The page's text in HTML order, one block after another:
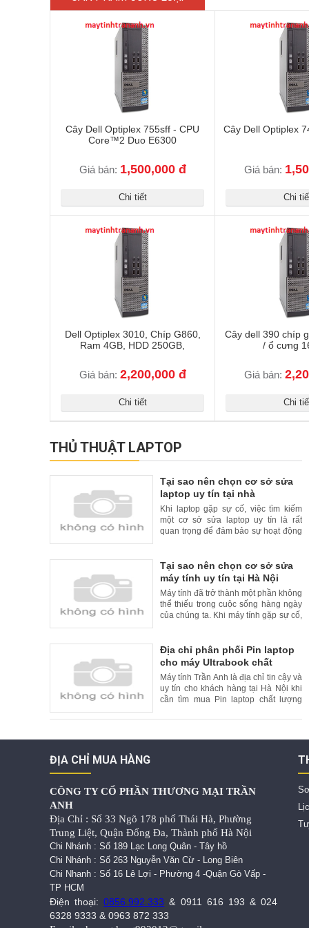
Cây Dell Optiplex 755sff - CPU
Core™2 Duo E6300
Giá bán: 1,500,000 đ
Chi tiết
Cây Dell Optiplex
Giá bán:
Chi
Dell Optiplex 3010, Chíp G860,
Ram 4GB, HDD 250GB,
Giá bán: 2,200,000 đ
Chi tiết
Cây dell 390 chíp
/ ổ cưng
Giá bán:
Chi
THỦ THUẬT LAPTOP
Tại sao nên chọn cơ sở sửa
laptop uy tín tại nhà
Khi laptop gặp sự cố, việc tìm kiếm
một cơ sở sửa laptop uy tín là rất
quan trọng để đảm bảo sự hoạt động
tiện lợi cho khách hàng, nhiều cơ sở
sửa laptop uy tín đã cung cấp dịch vụ
sửa chữa tại nhà. Trong bài viết này,
chúng
Tại sao nên chọn cơ sở sửa
máy tính uy tín tại Hà Nội
Máy tính đã trở thành một phần không
thể thiếu trong cuộc sống hàng ngày
của chúng ta. Khi máy tính gặp sự cố,
nhiều cơ sở sửa máy tính uy tín và
chất lượng. Trong bài viết này, chúng
tôi xin giới thiệu lý do nên chọn cơ
Địa chỉ phân phối Pin laptop
cho máy Ultrabook chất
lượng cao và uy tín tại Hà Nội
Máy tính Trần Anh là địa chỉ tin cậy và
uy tín cho khách hàng tại Hà Nội khi
cần tìm mua Pin laptop chất lượng
khách hàng những sản phẩm Pin
ĐỊA CHỈ MUA HÀNG
CÔNG TY CỔ PHẦN THƯƠNG MẠI TRẦN
ANH
Địa Chỉ : Số 33 Ngõ 178 phố Thái Hà, Phường
Trung Liệt, Quận Đống Đa, Thành phố Hà Nội
Chi Nhánh : Số 189 Lạc Long Quân - Tây hồ
Chi Nhánh : Số 263 Nguyễn Văn Cừ - Long Biên
Chi Nhanh : Số 16 Lê Lợi - Phường 4 -Quận Gò Vấp -
TP HCM
Điện thoại:0856.992.333 & 0911 616 193 & 024
6328 9333 & 0963 872 333